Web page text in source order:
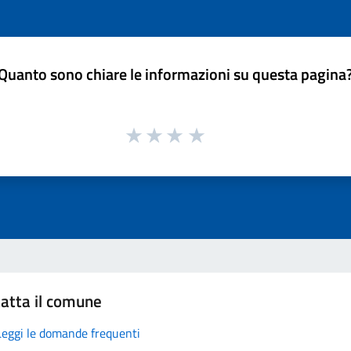
sono chiare le informazioni su questa
il comune
le domande frequenti